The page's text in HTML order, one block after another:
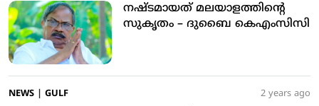
നഷ്ടമായത് മലയാളത്തിന്റെ
സുകൃതം – ദുബൈ കെഎംസിസി
NEWS GULF 2 years ago